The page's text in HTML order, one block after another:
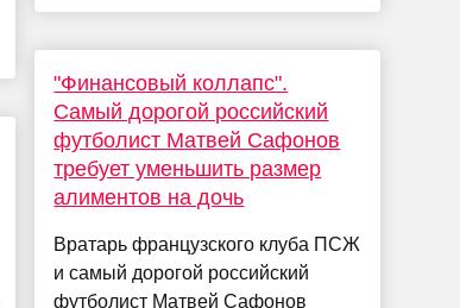
"Финансовый коллапс".
Самый дорогой российский
футболист Матвей Сафонов
требует уменьшить размер
алиментов на дочь
Вратарь французского клуба ПСЖ
и самый дорогой российский
футболист Матвей Сафонов